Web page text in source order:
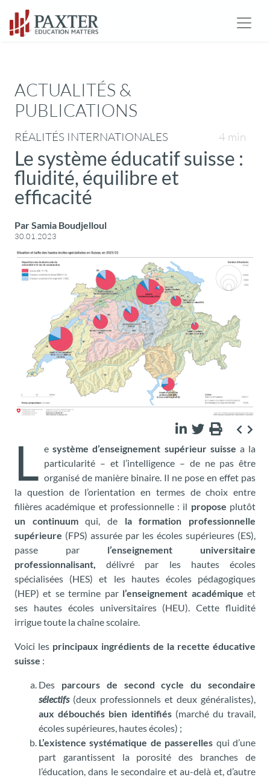
ACTUALITÉS &
PUBLICATIONS
RÉALITÉS INTERNATIONALES 4 min
Le système éducatif suisse :
fluidité, équilibre et
efficacité
Par Samia Boudjelloul
30.01.2023
L esystème d’enseignement supérieur suisse a la
particularité – et l’intelligence – de ne pas être
organisé de manière binaire. Il ne pose en effet pas
la question de l’orientation en termes de choix entre
filières académique et professionnelle : il propose plutôt
un continuumqui, de la formation professionnelle
supérieure (FPS) assurée par les écoles supérieures (ES),
passe par l’enseignement universitaire
professionnalisant,
délivré par les hautes écoles
spécialisées (HES) et les hautes écoles pédagogiques
(HEP) et se termine par l’enseignement académique et
ses hautes écoles universitaires (HEU). Cette fluidité
irrigue toute la chaîne scolaire.
Voici les principaux ingrédients de la recette éducative
suisse :
Des parcours de second cycle du secondaire
sélectifs(deux professionnels et deux généralistes),
aux débouchés bien identifiés(marché du travail,
écoles supérieures, hautes écoles) ;
L’existence systématique de passerelles qui d’une
part garantissent la porosité des branches de
l’éducation, dans le secondaire et au-delà et, d’autre